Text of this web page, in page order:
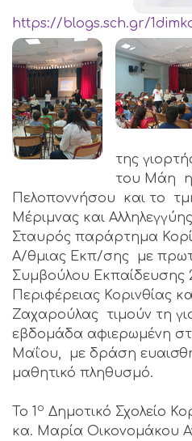
https://blogs.sch.gr/
της
του Μάη η
Πελοποννήσου και το
Μέριμνας και
Σταυρός παράρτημα
Α/θμιας Εκπ/σης με
Συμβούλου Εκπαίδευσης
Περιφέρειας Κορινθίας
Ζαχαρούλας τιμούν τη
εβδομάδα αφιερωμένη
Μαΐου, με δράση
μαθητικό πληθυσμό.
Το 1 ο Δημοτικό Σχολείο
κα. Μαρία Οικονομάκου